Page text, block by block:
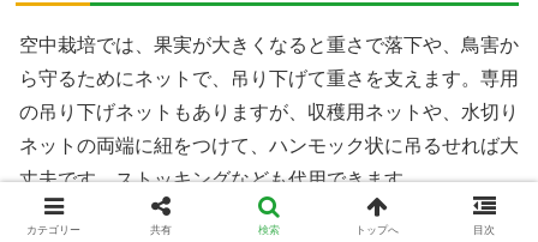
空中栽培では、果実が大きくなると重さで落下や、鳥害か
ら守るためにネットで、吊り下げて重さを支えます。専用
の吊り下げネットもありますが、収穫用ネットや、水切り
ネットの両端に紐をつけて、ハンモック状に吊るせれば大
丈夫です。ストッキングなども代用できます。
カテゴリー 共有 検索 トップへ 目次